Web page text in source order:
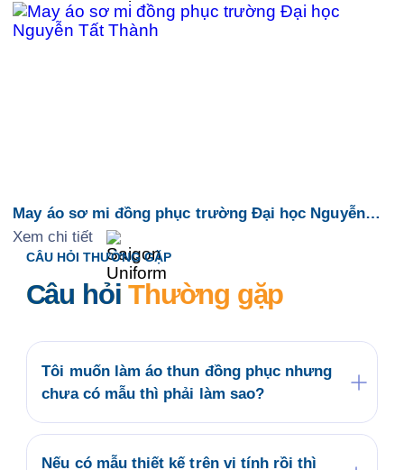
May áo sơ mi đồng phục trường Đại học Nguyễn
Tất Thành
Xem chi tiết
CÂU HỎI THƯỜNG GẶP
Câu hỏiThường gặp
Tôi muốn làm áo thun đồng phục nhưng
chưa có mẫu thì phải làm sao?
phục có sẵn tại website saigonuniform.com
hoặc đến trực tiếp văn phòng Saigon Uniform
Nếu có mẫu thiết kế trên vi tính rồi thì